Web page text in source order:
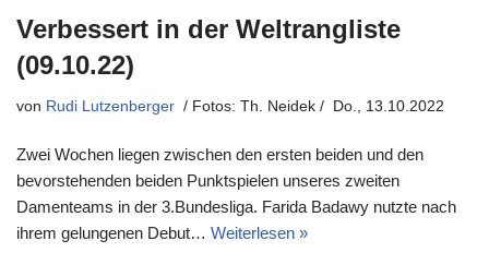
Verbessert in der Weltrangliste
(09.10.22)
von Rudi Lutzenberger Do., 13.10.2022
Zwei Wochen liegen zwischen den ersten beiden und den
bevorstehenden beiden Punktspielen unseres zweiten
Damenteams in der 3.Bundesliga. Farida Badawy nutzte nach
ihrem gelungenen Debut… Weiterlesen »